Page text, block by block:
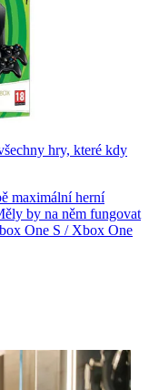
hry, které kdy
maximální herní
by na něm fungovat
One S / Xbox One